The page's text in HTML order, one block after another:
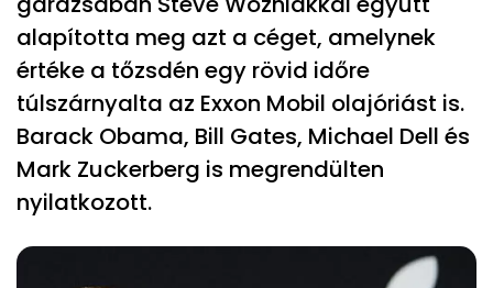
alapította meg azt a céget, amelynek
értéke a tőzsdén egy rövid időre
túlszárnyalta az Exxon Mobil olajóriást is.
Barack Obama, Bill Gates, Michael Dell és
Mark Zuckerberg is megrendülten
nyilatkozott.